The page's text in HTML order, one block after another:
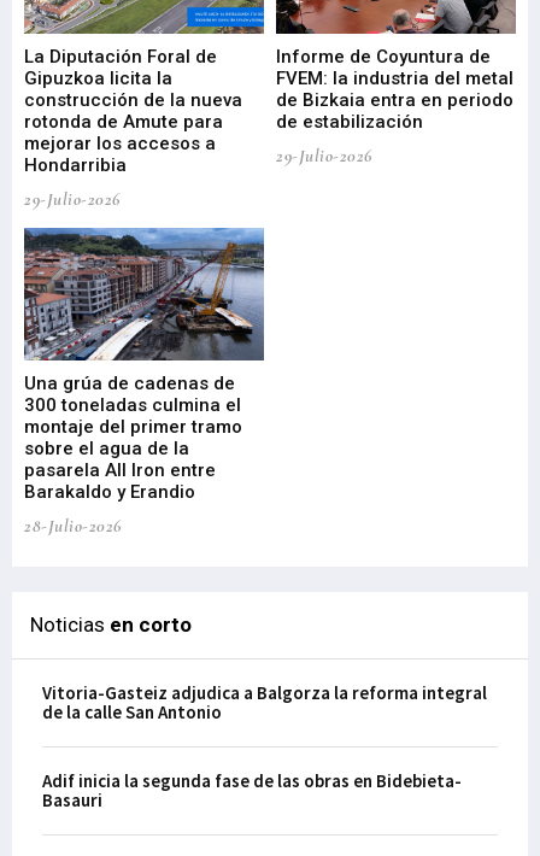
La Diputación Foral de
Gipuzkoa licita la
construcción de la nueva
rotonda de Amute para
mejorar los accesos a
Hondarribia
29-Julio-2026
Informe de Coyuntura de
FVEM: la industria del metal
de Bizkaia entra en periodo
de estabilización
29-Julio-2026
Una grúa de cadenas de
300 toneladas culmina el
montaje del primer tramo
sobre el agua de la
pasarela All Iron entre
Barakaldo y Erandio
28-Julio-2026
Noticias en corto
Vitoria-Gasteiz adjudica a Balgorza la reforma integral
de la calle San Antonio
Adif inicia la segunda fase de las obras en Bidebieta-
Basauri